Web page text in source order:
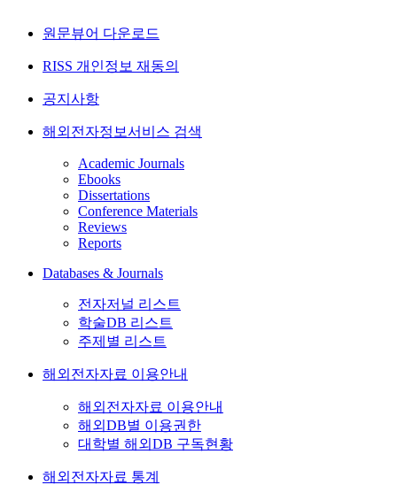
원문뷰어 다운로드
RISS 개인정보 재동의
공지사항
해외전자정보서비스 검색
Academic Journals
Ebooks
Dissertations
Conference Materials
Reviews
Reports
Databases & Journals
전자저널 리스트
학술DB 리스트
주제별 리스트
해외전자자료 이용안내
해외전자자료 이용안내
해외DB별 이용권한
대학별 해외DB 구독현황
해외전자자료 통계